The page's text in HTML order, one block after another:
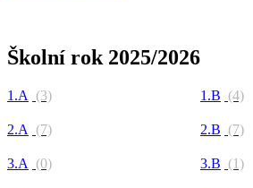
Školní rok 2025/2026
1.A (3) 1.B (4)
2.A (7) 2.B (7)
3.A (0) 3.B (1)